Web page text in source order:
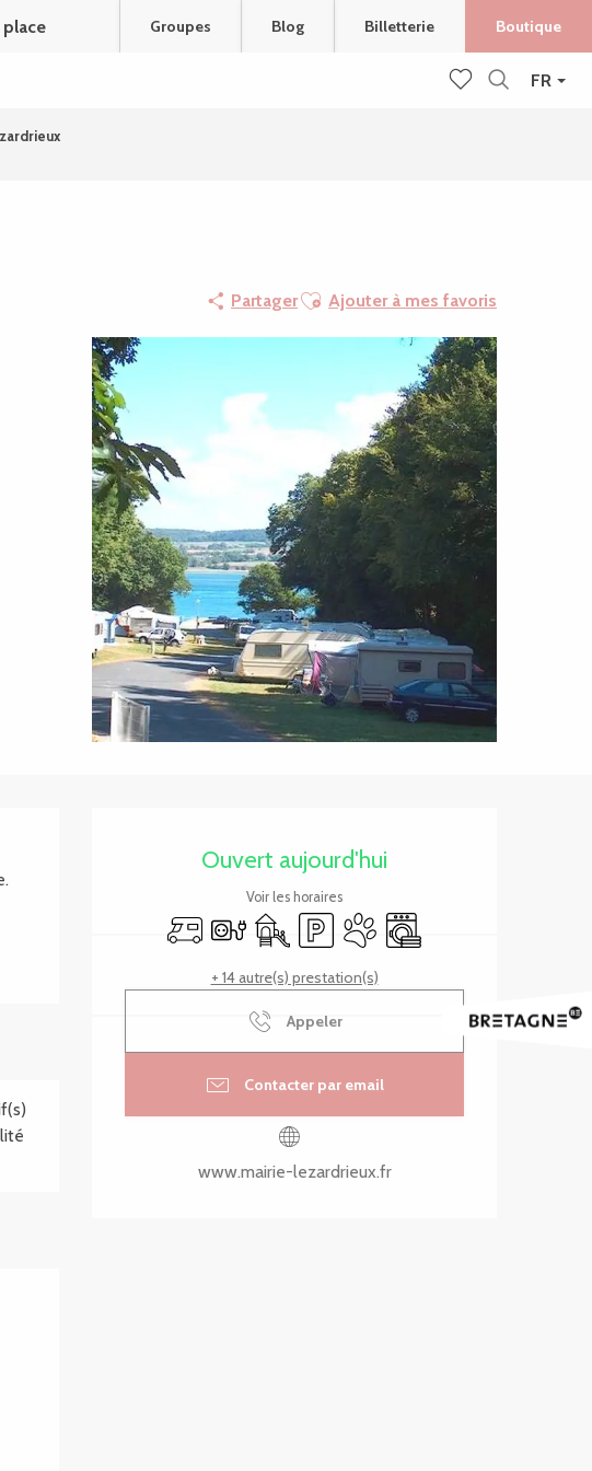
FR
place Groupes Blog Billetterie Boutique
PartagerAjouter aux favoris
Ajouter à mes favoris
Ouvert aujourd'hui
Voir les horaires
Accueil camping car
Branchements électriques
Jeux pour enfants / Espace jeux
ParkingAnimaux acceptés
Lave linge
+ 14 autre(s) prestation(s)
Appeler
Contacter par email
www.mairie-lezardrieux.fr